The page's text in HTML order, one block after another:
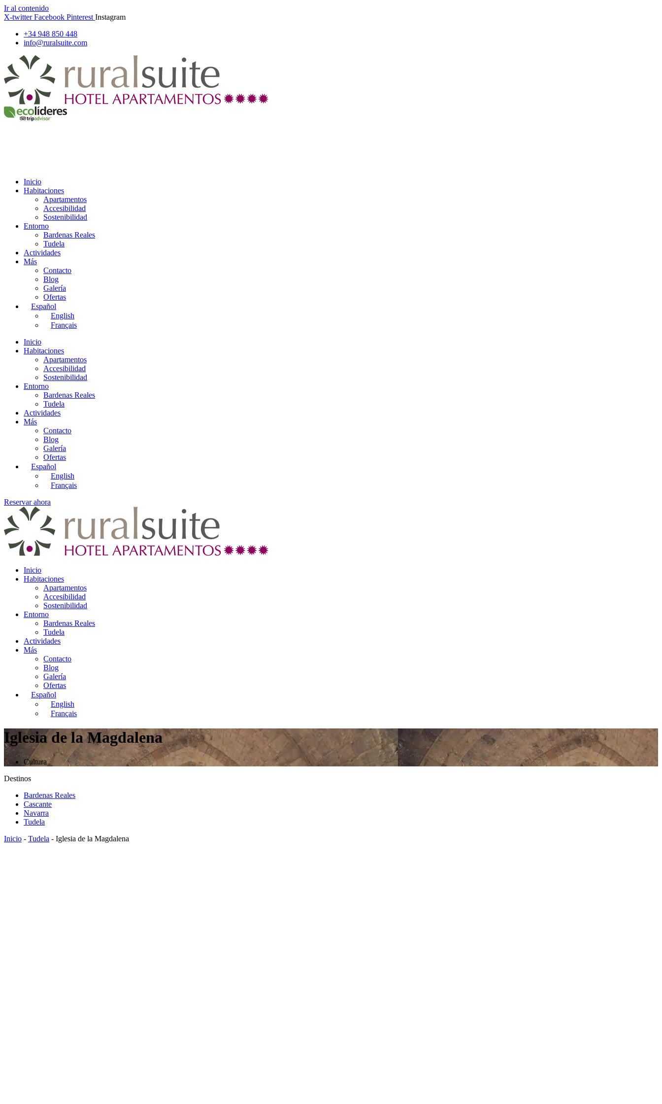
Ir al contenido
X-twitter Facebook Pinterest Instagram
+34 948 850 448
info@ruralsuite.com
Inicio
Habitaciones
Apartamentos
Accesibilidad
Sostenibilidad
Entorno
Bardenas Reales
Tudela
Actividades
Más
Contacto
Blog
Galería
Ofertas
Español
English
Français
Inicio
Habitaciones
Apartamentos
Accesibilidad
Sostenibilidad
Entorno
Bardenas Reales
Tudela
Actividades
Más
Contacto
Blog
Galería
Ofertas
Español
English
Français
Reservar ahora
Inicio
Habitaciones
Apartamentos
Accesibilidad
Sostenibilidad
Entorno
Bardenas Reales
Tudela
Actividades
Más
Contacto
Blog
Galería
Ofertas
Español
English
Français
Iglesia de la Magdalena
Cultura
Destinos
Bardenas Reales
Cascante
Navarra
Tudela
Inicio - Tudela - Iglesia de la Magdalena